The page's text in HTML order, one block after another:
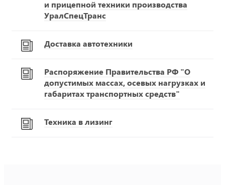
и прицепной техники производства
УралСпецТранс
Доставка автотехники
Распоряжение Правительства РФ "О
допустимых массах, осевых нагрузках и
габаритах транспортных средств"
Техника в лизинг